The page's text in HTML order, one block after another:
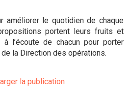
améliorer le quotidien de chaque
portent leurs fruits et
à l’écoute de chacun pour porter
la Direction des opérations.
la publication